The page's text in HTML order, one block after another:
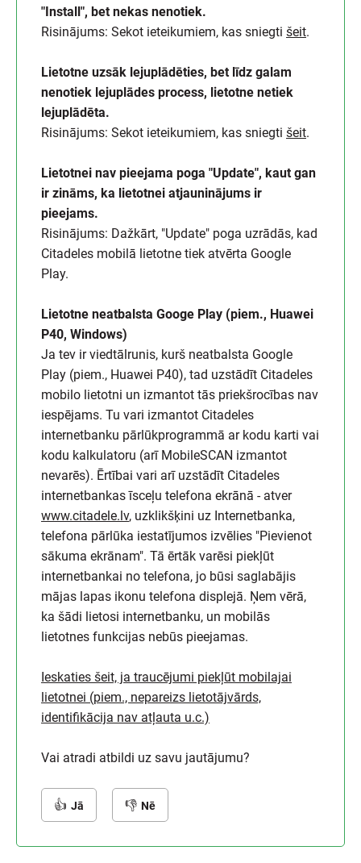
"Install", bet nekas nenotiek.
Risinājums: Sekot ieteikumiem, kas sniegti šeit.
Lietotne uzsāk lejuplādēties, bet līdz galam
nenotiek lejuplādes process, lietotne netiek
lejuplādēta.
Risinājums: Sekot ieteikumiem, kas sniegti šeit.
Lietotnei nav pieejama poga "Update", kaut gan
ir zināms, ka lietotnei atjauninājums ir
pieejams.
Risinājums: Dažkārt, "Update" poga uzrādās, kad
Citadeles mobilā lietotne tiek atvērta Google
Play.
Lietotne neatbalsta Googe Play (piem., Huawei
P40, Windows)
Ja tev ir viedtālrunis, kurš neatbalsta Google
Play (piem., Huawei P40), tad uzstādīt Citadeles
mobilo lietotni un izmantot tās priekšrocības nav
iespējams. Tu vari izmantot Citadeles
internetbanku pārlūkprogrammā ar kodu karti vai
kodu kalkulatoru (arī MobileSCAN izmantot
nevarēs). Ērtībai vari arī uzstādīt Citadeles
internetbankas īsceļu telefona ekrānā - atver
www.citadele.lv, uzklikšķini uz Internetbanka,
telefona pārlūka iestatījumos izvēlies "Pievienot
sākuma ekrānam". Tā ērtāk varēsi piekļūt
internetbankai no telefona, jo būsi saglabājis
mājas lapas ikonu telefona displejā. Ņem vērā,
ka šādi lietosi internetbanku, un mobilās
lietotnes funkcijas nebūs pieejamas.
Ieskaties šeit, ja traucējumi piekļūt mobilajai
lietotnei (piem., nepareizs lietotājvārds,
identifikācija nav atļauta u.c.)
Vai atradi atbildi uz savu jautājumu?
Jā Nē